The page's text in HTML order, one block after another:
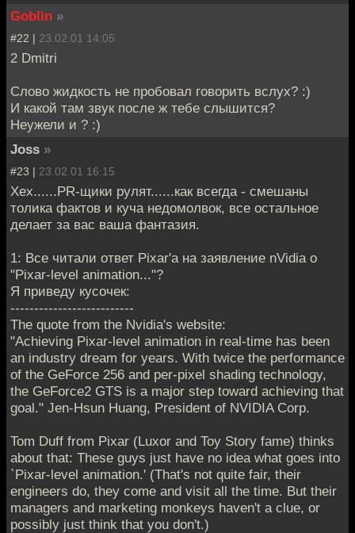
Goblin »
#22 | 23.02.01 14:05
2 Dmitri
Слово жидкость не пробовал говорить вслух? :)
И какой там звук после ж тебе слышится?
Неужели и ? :)
Joss »
#23 | 23.02.01 16:15
Хех......PR-щики рулят......как всегда - смешаны
толика фактов и куча недомолвок, все остальное
делает за вас ваша фантазия.
1: Все читали ответ Pixar'а на заявление nVidia о
"Pixar-level animation..."?
Я приведу кусочек:
--------------------------
The quote from the Nvidia's website:
"Achieving Pixar-level animation in real-time has been
an industry dream for years. With twice the performance
of the GeForce 256 and per-pixel shading technology,
the GeForce2 GTS is a major step toward achieving that
goal." Jen-Hsun Huang, President of NVIDIA Corp.
Tom Duff from Pixar (Luxor and Toy Story fame) thinks
about that: These guys just have no idea what goes into
`Pixar-level animation.' (That's not quite fair, their
engineers do, they come and visit all the time. But their
managers and marketing monkeys haven't a clue, or
possibly just think that you don't.)